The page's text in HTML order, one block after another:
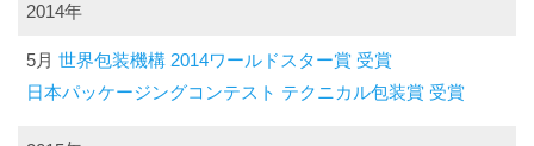
2014年
5月 世界包装機構 2014ワールドスター賞 受賞
日本パッケージングコンテスト テクニカル包装賞 受賞